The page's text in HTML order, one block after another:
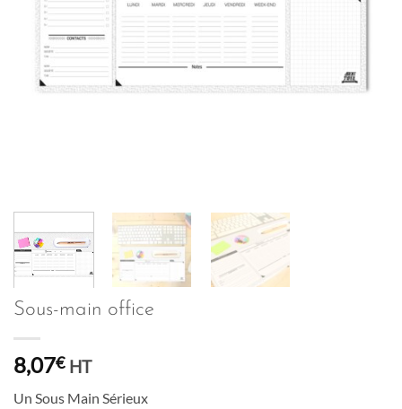
Sous-main office
8,07€ HT
Un Sous Main Sérieux